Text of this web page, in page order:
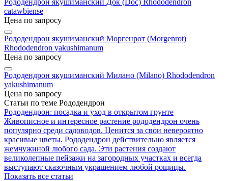
catawbiense
Цена по запросу
Рододендрон якушиманский Моргенрот (Morgenrot)
Rhododendron yakushimanum
Цена по запросу
Рододендрон якушиманский Милано (Milano) Rhododendron
yakushimanum
Цена по запросу
Статьи по теме Рододендрон
Рододендрон: посадка и уход в открытом грунте
Живописное и интересное растение рододендрон очень
популярно среди садоводов. Ценится за свои невероятно
красивые цветы. Рододендрон действительно является
жемчужиной любого сада. Эти растения создают
великолепные пейзажи на загородных участках и всегда
выступают сказочным украшением любой рощицы.
Показать все статьи